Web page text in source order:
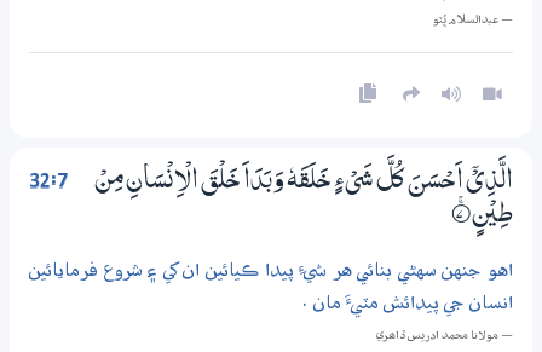
— عبدالسلام ڀُٽو
32:7
الَّذِيْٓ اَحْسَنَ كُلَّ شَيْءٍ خَلَقَهٗ وَبَدَاَ خَلْقَ الْاِنْسَانِ مِنْ
طِيْنٍ 7‏۝ۚ
اهو جنهن سهڻي بنائي هر شيءِ پيدا ڪيائين ان کي ۽ شروع فرمايائين
انسان جي پيدائش مٽيءَ مان .
— مولانا محمد ادريس ڏاھري